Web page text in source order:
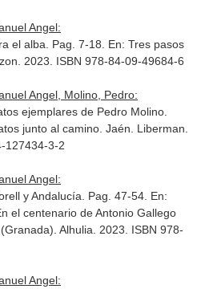
Angel:
el alba. Pag. 7-18. En: Tres pasos
2023. ISBN 978-84-09-49684-6
Angel, Molino, Pedro:
ejemplares de Pedro Molino.
junto al camino. Jaén. Liberman.
127434-3-2
Angel:
y Andalucía. Pag. 47-54. En:
el centenario de Antonio Gallego
(Granada). Alhulia. 2023. ISBN 978-
Angel: